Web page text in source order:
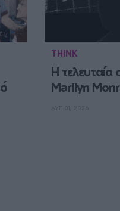
THINK
Η τελευταία
Marilyn